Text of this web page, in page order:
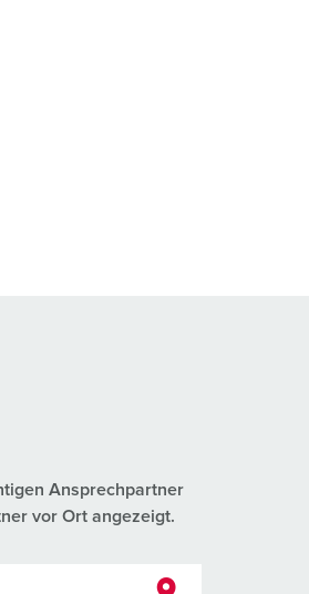
Ansprechpartner
vor Ort angezeigt.